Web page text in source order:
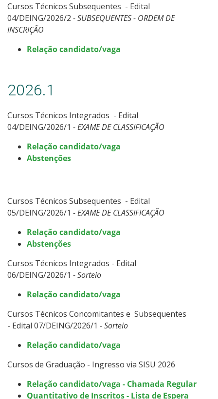
Orientações para Matrícula
Transferências e Retornos
Cursos Técnicos Subsequentes - Edital
04/DEING/2026/2 - SUBSEQUENTES - ORDEM DE
INSCRIÇÃO
Relação candidato/vaga
2026.1
Cursos Técnicos Integrados - Edital
04/DEING/2026/1 - EXAME DE CLASSIFICAÇÃO
Relação candidato/vaga
Abstenções
Cursos Técnicos Subsequentes - Edital
05/DEING/2026/1 - EXAME DE CLASSIFICAÇÃO
Relação candidato/vaga
Abstenções
Cursos Técnicos Integrados - Edital
06/DEING/2026/1 - Sorteio
Relação candidato/vaga
Cursos Técnicos Concomitantes e Subsequentes
- Edital 07/DEING/2026/1 - Sorteio
Relação candidato/vaga
Cursos de Graduação - Ingresso via SISU 2026
​​​​Relação candidato/vaga - Chamada Regular
Quantitativo de Inscritos - Lista de Espera